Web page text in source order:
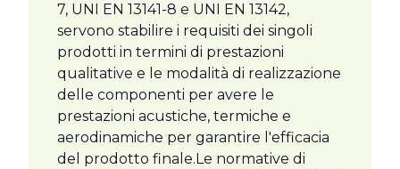
7, UNI EN 13141-8 e UNI EN 13142,
servono stabilire i requisiti dei singoli
prodotti in termini di prestazioni
qualitative e le modalità di realizzazione
delle componenti per avere le
prestazioni acustiche, termiche e
aerodinamiche per garantire l'efficacia
del prodotto finale.Le normative di